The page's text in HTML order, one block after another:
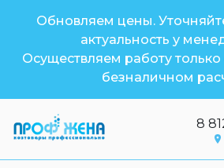
Обновляем цены.
актуальность у
Осуществляем работу
безналичном
8